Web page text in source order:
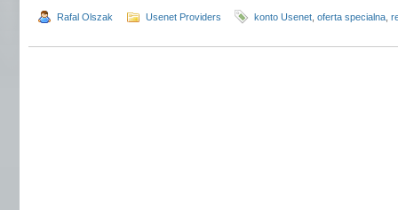
Rafal Olszak Usenet Providers konto Usenet oferta specialna